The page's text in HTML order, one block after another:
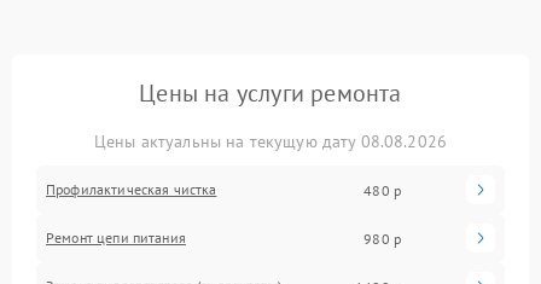
Цены на услуги ремонта
Цены актуальны на текущую дату 08.08.2026
Профилактическая чистка 480 р
Ремонт цепи питания 980 р